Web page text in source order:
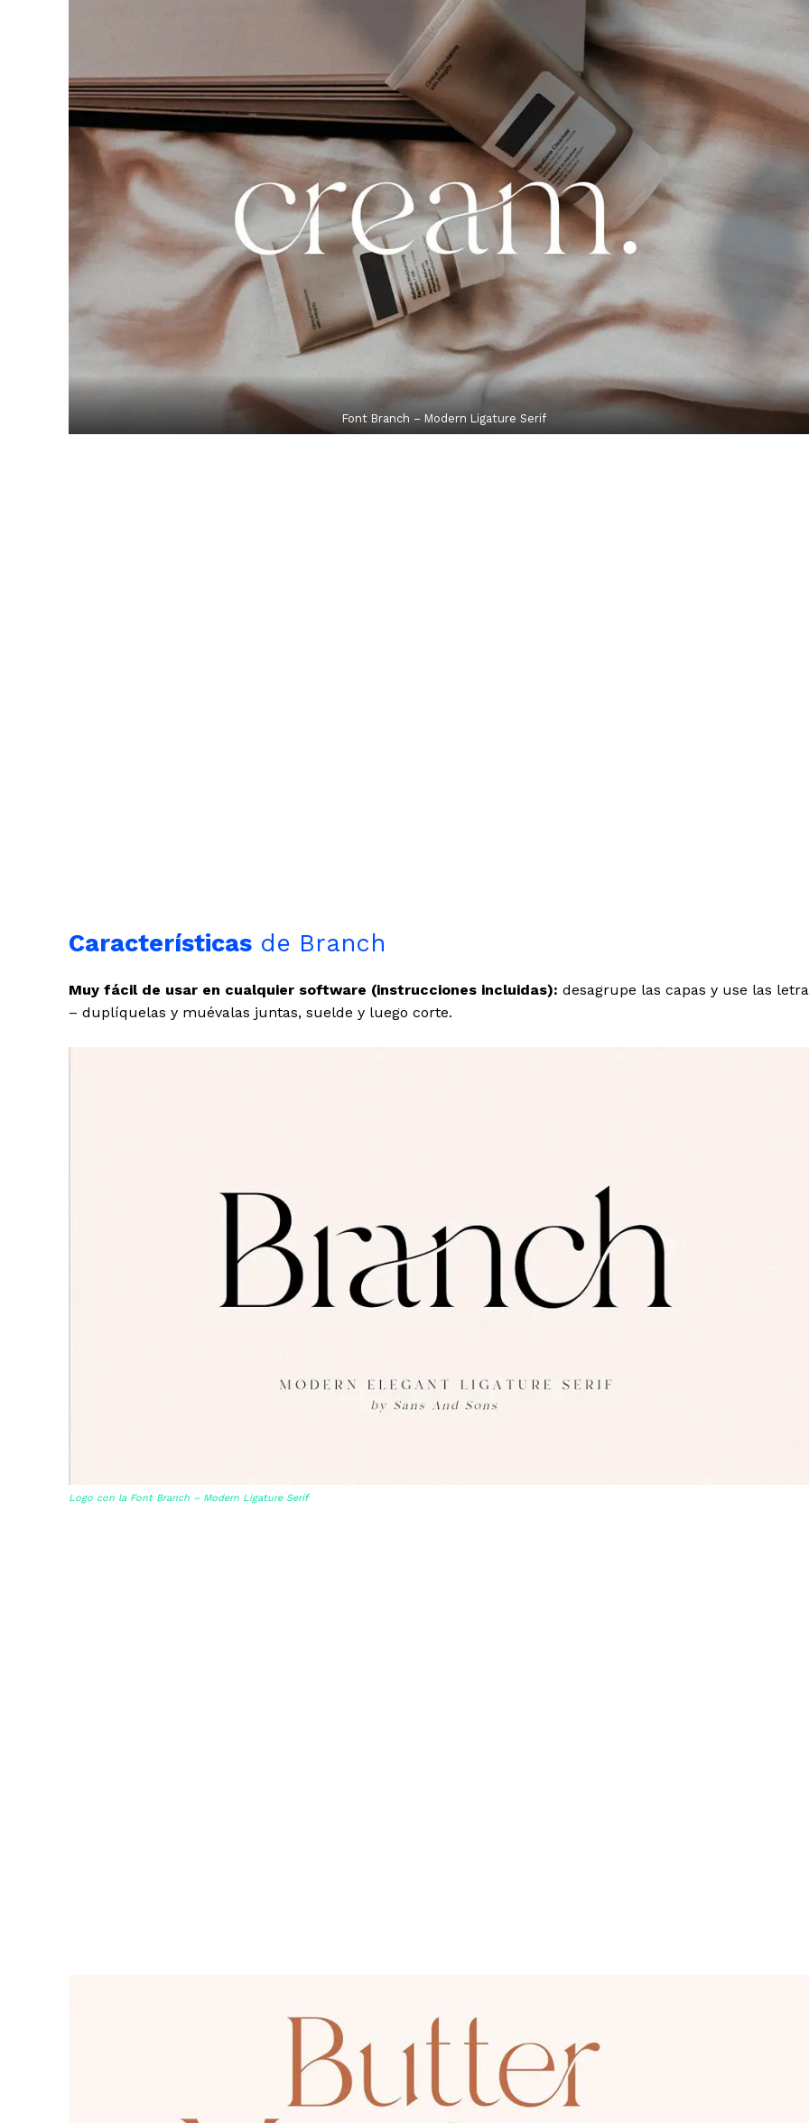
Font Branch – Modern Ligature Serif
Características de Branch
Muy fácil de usar en cualquier software (instrucciones incluidas): desagrupe las capas y use las
– duplíquelas y muévalas juntas, suelde y luego corte.
Logo con la Font Branch – Modern Ligature Serif